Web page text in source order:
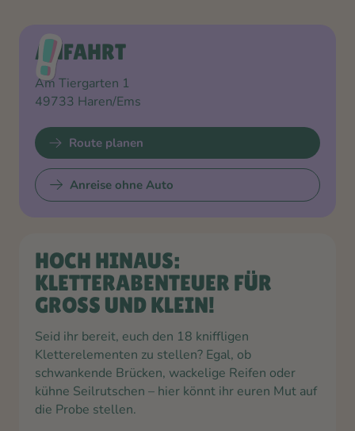
ANFAHRT
Am Tiergarten 1
49733 Haren/Ems
Route planen
Anreise ohne Auto
HOCH HINAUS:
KLETTERABENTEUER FÜR
GROSS UND KLEIN!
Seid ihr bereit, euch den 18 kniffligen
Kletterelementen zu stellen? Egal, ob
schwankende Brücken, wackelige Reifen oder
kühne Seilrutschen – hier könnt ihr euren Mut auf
die Probe stellen.